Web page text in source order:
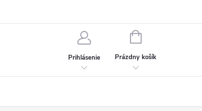
osobných údajov
Prihlásenie
NÁKUPNÝ
Prázdny košík